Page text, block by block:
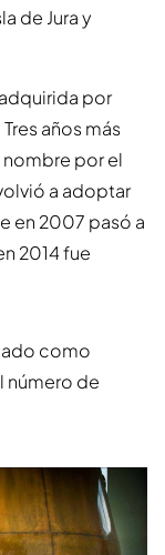
de Jura y
por
años más
por el
a adoptar
en 2007 pasó a
2014 fue
como
número de